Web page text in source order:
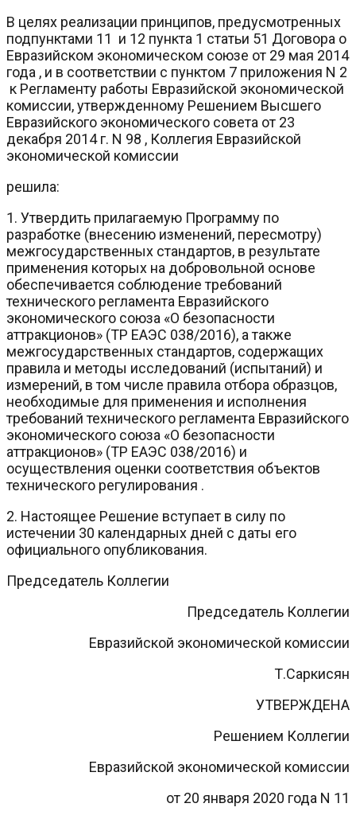
В целях реализации принципов, предусмотренных
подпунктами 11 и 12 пункта 1 статьи 51 Договора о
Евразийском экономическом союзе от 29 мая 2014
года , и в соответствии с пунктом 7 приложения N 2
к Регламенту работы Евразийской экономической
комиссии, утвержденному Решением Высшего
Евразийского экономического совета от 23
декабря 2014 г. N 98 , Коллегия Евразийской
экономической комиссии
решила:
1. Утвердить прилагаемую Программу по
разработке (внесению изменений, пересмотру)
межгосударственных стандартов, в результате
применения которых на добровольной основе
обеспечивается соблюдение требований
технического регламента Евразийского
экономического союза «О безопасности
аттракционов» (ТР ЕАЭС 038/2016), а также
межгосударственных стандартов, содержащих
правила и методы исследований (испытаний) и
измерений, в том числе правила отбора образцов,
необходимые для применения и исполнения
требований технического регламента Евразийского
экономического союза «О безопасности
аттракционов» (ТР ЕАЭС 038/2016) и
осуществления оценки соответствия объектов
технического регулирования .
2. Настоящее Решение вступает в силу по
истечении 30 календарных дней с даты его
официального опубликования.
Председатель Коллегии
Председатель Коллегии
Евразийской экономической комиссии
Т.Саркисян
УТВЕРЖДЕНА
Решением Коллегии
Евразийской экономической комиссии
от 20 января 2020 года N 11